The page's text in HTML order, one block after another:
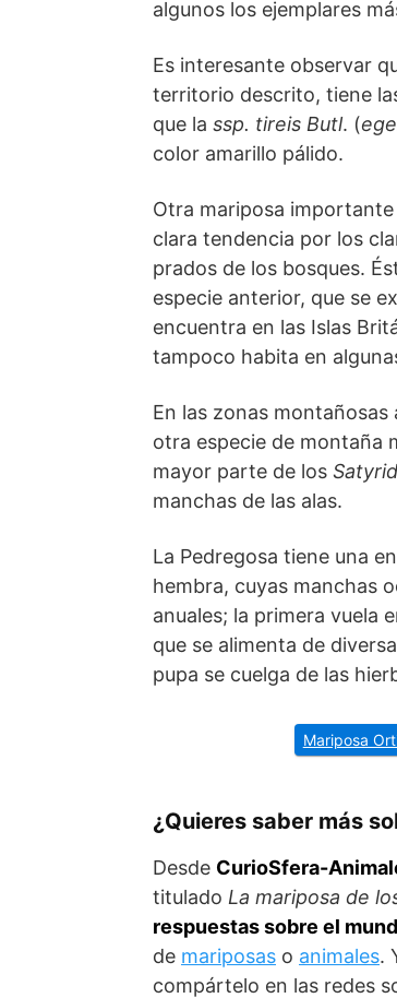
algunos los ejemplares
Es interesante observar
territorio descrito, tiene
que la ssp. tireis Butl. (
color amarillo pálido.
Otra mariposa
clara tendencia por los
prados de los bosques.
especie anterior, que se
encuentra en las Islas
tampoco habita en
En las zonas
otra especie de montaña
mayor parte de los
manchas de las alas.
La Pedregosa tiene una
hembra, cuyas manchas
anuales; la primera vuela
que se alimenta de
pupa se cuelga de las
Mariposa
¿Quieres saber más
Desde CurioSfera-
titulado La mariposa de
respuestas sobre el
de mariposas o animales.
compártelo en las redes